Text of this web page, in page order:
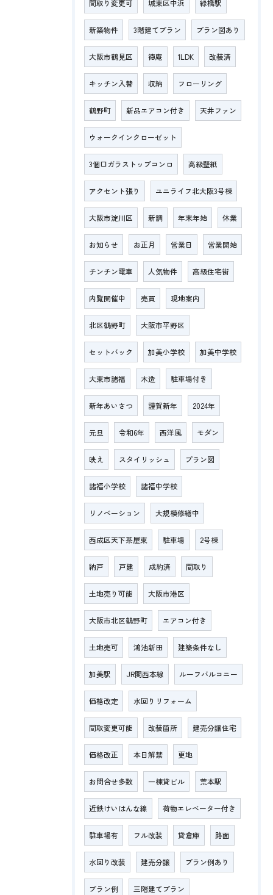
間取り変更可 城東区中浜 緑橋駅
新築物件 3階建てプラン プラン図あり
大阪市鶴見区 徳庵 1LDK 改装済
キッチン入替 収納 フローリング
鶴野町 新品エアコン付き 天井ファン
ウォークインクローゼット
3個口ガラストップコンロ 高級壁紙
アクセント張り ユニライフ北大阪3号棟
大阪市淀川区 新調 年末年始 休業
お知らせ お正月 営業日 営業開始
チンチン電車 人気物件 高級住宅街
内覧開催中 売買 現地案内
北区鶴野町 大阪市平野区
セットバック 加美小学校 加美中学校
大東市諸福 木造 駐車場付き
新年あいさつ 謹賀新年 2024年
元旦 令和6年 西洋風 モダン
映え スタイリッシュ プラン図
諸福小学校 諸福中学校
リノベーション 大規模修繕中
西成区天下茶屋東 駐車場 2号棟
納戸 戸建 成約済 間取り
土地売り可能 大阪市港区
大阪市北区鶴野町 エアコン付き
土地売可 鴻池新田 建築条件なし
加美駅 JR関西本線 ルーフバルコニー
価格改定 水回りリフォーム
間取変更可能 改装箇所 建売分譲住宅
価格改正 本日解禁 更地
お問合せ多数 一棟貸ビル 荒本駅
近鉄けいはんな線 荷物エレベーター付き
駐車場有 フル改装 貸倉庫 路面
水回り改装 建売分譲 プラン例あり
プラン例 三階建てプラン